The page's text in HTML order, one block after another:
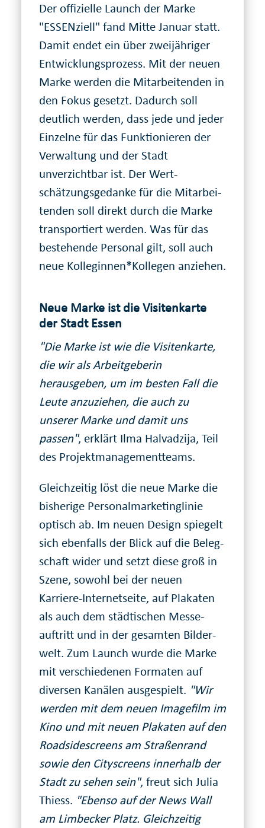
Der offizielle Launch der Marke
"ESSENziell" fand Mitte Januar statt.
Damit endet ein über zwei­jähriger
Ent­wicklungs­prozess. Mit der neuen
Marke werden die Mit­ar­bei­tenden in
den Fokus gesetzt. Dadurch soll
deutlich werden, dass jede und jeder
Einzelne für das Funktionieren der
Ver­waltung und der Stadt
unverzichtbar ist. Der Wert­
schätzungs­ge­danke für die Mit­ar­bei­
tenden soll direkt durch die Marke
trans­portiert werden. Was für das
bestehende Personal gilt, soll auch
neue Kolle­ginnen*Kolle­gen anziehen.
Neue Marke ist die Visitenkarte
der Stadt Essen
"Die Marke ist wie die Visitenkarte,
die wir als Arbeitgeberin
herausgeben, um im besten Fall die
Leute anzuziehen, die auch zu
unserer Marke und damit uns
passen", erklärt Ilma Halvadzija, Teil
des Projekt­ma­na­ge­ment­teams.
Gleichzeitig löst die neue Marke die
bisherige Per­sonal­marketing­linie
optisch ab. Im neuen Design spiegelt
sich ebenfalls der Blick auf die Beleg­
schaft wider und setzt diese groß in
Szene, sowohl bei der neuen
Karriere-Internet­seite, auf Plakaten
als auch dem städtischen Messe­
auftritt und in der gesamten Bilder­
welt. Zum Launch wurde die Marke
mit verschiedenen Formaten auf
diversen Kanälen ausgespielt. "Wir
werden mit dem neuen Imagefilm im
Kino und mit neuen Plakaten auf den
Roadside­screens am Straßen­rand
sowie den City­screens innerhalb der
Stadt zu sehen sein", freut sich Julia
Thiess. "Ebenso auf der News Wall
am Limbecker Platz. Gleichzeitig